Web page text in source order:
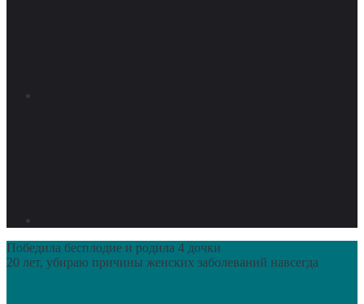
Победила бесплодие и родила 4 дочки
20 лет, убираю причины женских заболеваний навсегда